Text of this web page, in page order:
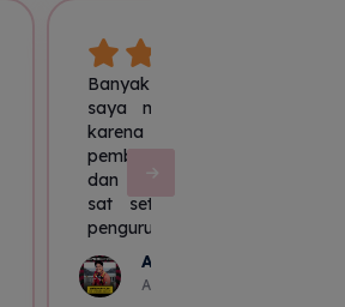
Banyak PJ3K di Indonesia
saya malah jatuh hati ke
karena sistem
pembelajaran di MMS sangat
dan happy, dan juga semua
sat set dari pembejalajran
pengurusan sertifkat nya
Akhmad Nur Fauzan
AK3U KEMNAKER BATCH